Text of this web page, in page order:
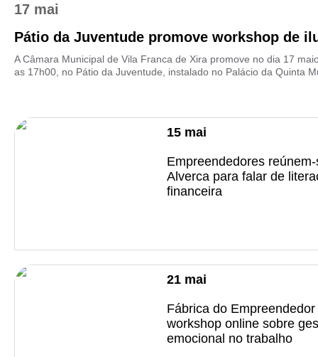
17 mai
Pátio da Juventude promove workshop de
A Câmara Municipal de Vila Franca de Xira promove no dia 17
as 17h00, no Pátio da Juventude, instalado no Palácio da Quinta
15 mai
Empreendedores
Alverca para falar de
financeira
21 mai
Fábrica do
workshop online sobre
emocional no trabalho